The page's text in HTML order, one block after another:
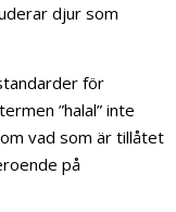
djur som
för
”halal” inte
vad som är tillåtet
på